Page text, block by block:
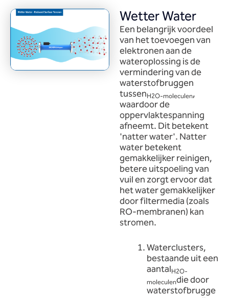
Wetter Water
Een belangrijk voordeel
van het toevoegen van
elektronen aan de
wateroplossing is de
vermindering van de
waterstofbruggen
tussenH2O-moleculen,
waardoor de
oppervlaktespanning
afneemt. Dit betekent
'natter water'. Natter
water betekent
gemakkelijker reinigen,
betere uitspoeling van
vuil en zorgt ervoor dat
het water gemakkelijker
door filtermedia (zoals
RO-membranen) kan
stromen.
Waterclusters,
bestaande uit een
aantalH2O-
moleculendie door
waterstofbrugge